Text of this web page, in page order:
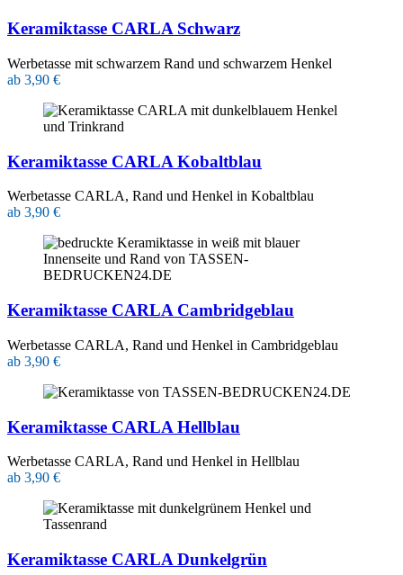
Keramiktasse CARLA Schwarz
Werbetasse mit schwarzem Rand und schwarzem Henkel
ab 3,90 €
Keramiktasse CARLA Kobaltblau
Werbetasse CARLA, Rand und Henkel in Kobaltblau
ab 3,90 €
Keramiktasse CARLA Cambridgeblau
Werbetasse CARLA, Rand und Henkel in Cambridgeblau
ab 3,90 €
Keramiktasse CARLA Hellblau
Werbetasse CARLA, Rand und Henkel in Hellblau
ab 3,90 €
Keramiktasse CARLA Dunkelgrün